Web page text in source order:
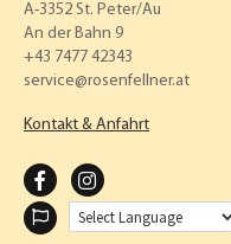
A-3352 St. Peter/Au
An der Bahn 9
+43 7477 42343
service
rosenfellner.at
Kontakt & Anfahrt
F
N